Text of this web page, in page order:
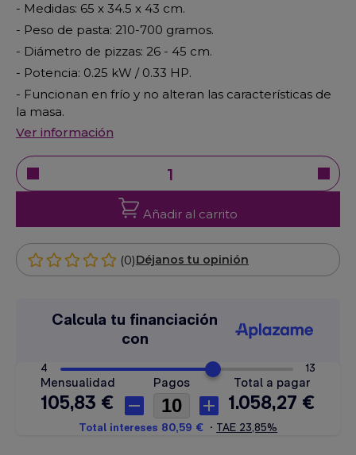
- Medidas: 65 x 34.5 x 43 cm.
- Peso de pasta: 210-700 gramos.
- Diámetro de pizzas: 26 - 45 cm.
- Potencia: 0.25 kW / 0.33 HP.
- Funcionan en frío y no alteran las características de
la masa.
Ver información
Añadir al carrito
(0)Déjanos tu opinión